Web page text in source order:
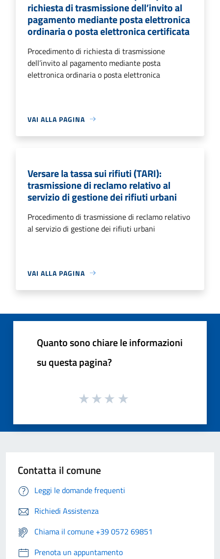
richiesta di trasmissione dell’invito al
pagamento mediante posta elettronica
ordinaria o posta elettronica certificata
Procedimento di richiesta di trasmissione
dell’invito al pagamento mediante posta
elettronica ordinaria o posta elettronica
VAI ALLA PAGINA
Versare la tassa sui rifiuti (TARI):
trasmissione di reclamo relativo al
servizio di gestione dei rifiuti urbani
Procedimento di trasmissione di reclamo relativo
al servizio di gestione dei rifiuti urbani
VAI ALLA PAGINA
Quanto sono chiare le informazioni
su questa pagina?
Contatta il comune
Leggi le domande frequenti
Richiedi Assistenza
Chiama il comune +39 0572 69851
Prenota un appuntamento